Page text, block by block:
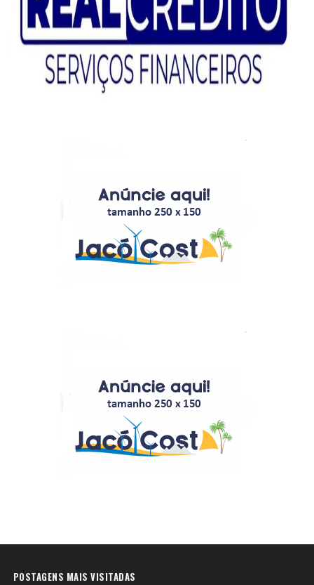
POSTAGENS MAIS VISITADAS